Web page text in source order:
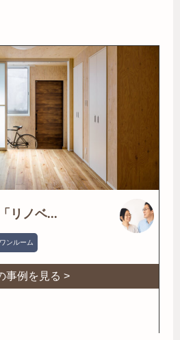
リノベ...
ンルーム
事例を見る >